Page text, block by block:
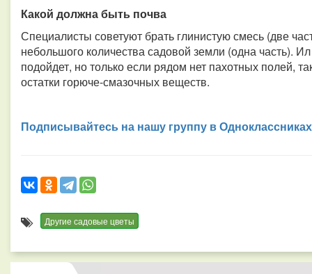
Какой должна быть почва
Специалисты советуют брать глинистую смесь (две
небольшого количества садовой земли (одна часть).
подойдет, но только если рядом нет пахотных полей,
остатки горюче-смазочных веществ.
Подписывайтесь на нашу группу в Одноклассниках
Другие садовые цветы